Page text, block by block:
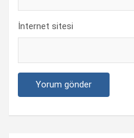
İnternet sitesi